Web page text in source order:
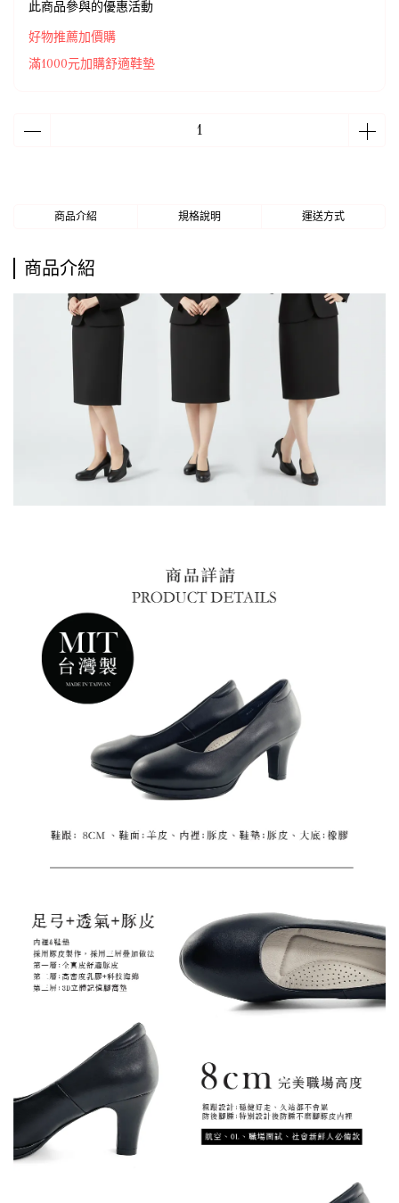
此商品參與的優惠活動
好物推薦加價購
滿1000元加購舒適鞋墊
商品介紹 規格說明 運送方式
商品介紹